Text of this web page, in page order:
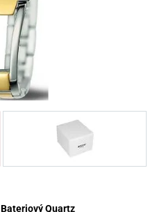
Bateriový Quartz